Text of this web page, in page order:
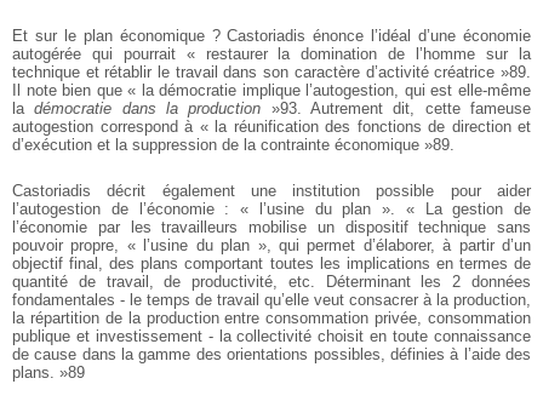
Et sur le plan économique ? Castoriadis énonce l’idéal d’une économie
autogérée qui pourrait « restaurer la domination de l’homme sur la
technique et rétablir le travail dans son caractère d’activité créatrice »89.
Il note bien que « la démocratie implique l’autogestion, qui est elle-même
ladémocratie dans la production »93. Autrement dit, cette fameuse
autogestion correspond à « la réunification des fonctions de direction et
d’exécution et la suppression de la contrainte économique »89.
Castoriadis décrit également une institution possible pour aider
l’autogestion de l’économie : « l’usine du plan ». « La gestion de
l’économie par les travailleurs mobilise un dispositif technique sans
pouvoir propre, « l’usine du plan », qui permet d’élaborer, à partir d’un
objectif final, des plans comportant toutes les implications en termes de
quantité de travail, de productivité, etc. Déterminant les 2 données
fondamentales - le temps de travail qu’elle veut consacrer à la production,
la répartition de la production entre consommation privée, consommation
publique et investissement - la collectivité choisit en toute connaissance
de cause dans la gamme des orientations possibles, définies à l’aide des
plans. »89